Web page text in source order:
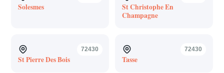
Solesmes
St Christophe En
Champagne
72430
St Pierre Des Bois
72430
Tasse